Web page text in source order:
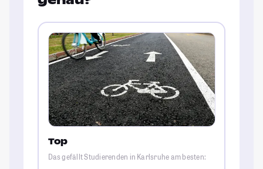
Top
Das gefällt Studierenden in Karlsruhe am besten: